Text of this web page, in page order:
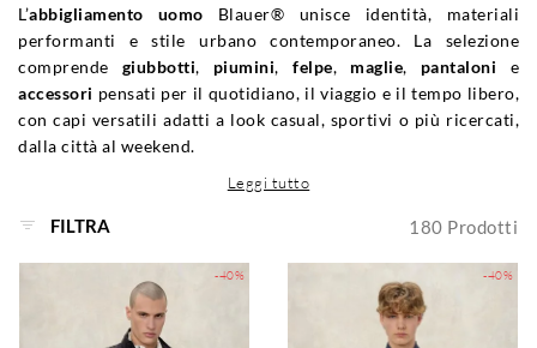
L’abbigliamento uomo Blauer® unisce identità, materiali
performanti e stile urbano contemporaneo. La selezione
comprende giubbotti, piumini,felpe, maglie, pantaloni e
accessori pensati per il quotidiano, il viaggio e il tempo libero,
con capi versatili adatti a look casual, sportivi o più ricercati,
dalla città al weekend.
Leggi tutto
FILTRA 180 Prodotti
-40% -40%